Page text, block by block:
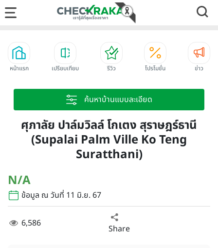
หน้าแรก เปรียบเทียบ รีวิว โปรโมชั่น ข่าว
ค้นหาบ้านแบบละเอียด
ศุภาลัย ปาล์มวิลล์ โกเตง สุราษฎร์ธานี
(Supalai Palm Ville Ko Teng
Suratthani)
N/A
ข้อมูล ณ วันที่ 11 มิ.ย. 67
6,586 Share